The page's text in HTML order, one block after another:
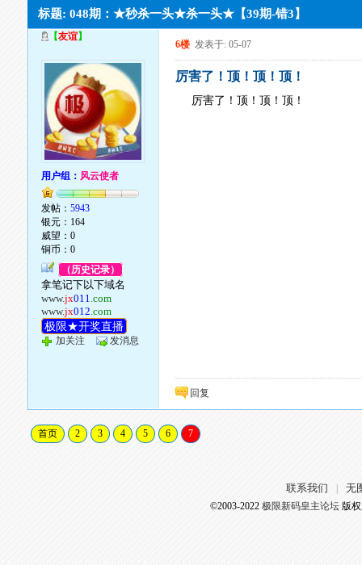
标题: 048期：★秒杀一头★杀一头★【39期-错3】
【友谊】
用户组： 风云使者
发帖：5943
银元：164
威望：0
铜币：0
（历史记录）
拿笔记下以下域名
www.jx011.com
www.jx012.com
极限★开奖直播
加关注 发消息
6楼 发表于: 05-07
厉害了！顶！顶！顶！
厉害了！顶！顶！顶！
回复
首页 2 3 4 5 6 7
联系我们 无
©2003-2022 极限新码皇主论坛版权